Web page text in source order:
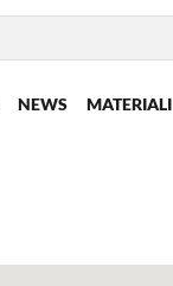
NEWS MATERIALI